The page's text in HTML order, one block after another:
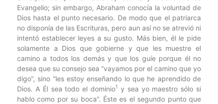
Evangelio; sin embargo, Abraham conocía la voluntad de
Dios hasta el punto necesario. De modo que el patriarca
no disponía de las Escrituras, pero aun así no se atrevió ni
intentó establecer leyes a su gusto. Más bien, él le pide
solamente a Dios que gobierne y que les muestre el
camino a todos los demás y que los guíe porque él no
desea que su consejo sea “vayamos por el camino que yo
digo”, sino “les estoy enseñando lo que he aprendido de
Dios. A Él sea todo el dominio1 y sea yo maestro sólo si
hablo como por su boca”. Éste es el segundo punto que